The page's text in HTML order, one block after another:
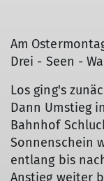
Am
Drei - Seen -
Los ging's
Dann Umstieg
Bahnhof
Sonnenschein
entlang bis
Anstieg weiter